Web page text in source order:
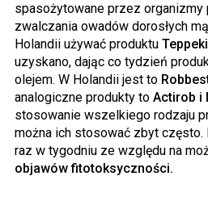
spasożytowane przez organizmy
zwalczania owadów dorosłych
Holandii używać produktu Teppeki
uzyskano, dając co tydzień
olejem. W Holandii jest to
analogiczne produkty to Actirob i
stosowanie wszelkiego rodzaju
można ich stosować zbyt często.
raz w tygodniu ze względu na
objawów fitotoksyczności.